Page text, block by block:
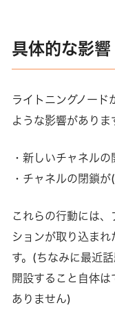
具体的な影響
ライトニングノー
ような影響がありま
・新しいチャネル
・チャネルの閉鎖
これらの行動には
ションが取り込ま
す。(ちなみに最近
開設すること自体
ありません)